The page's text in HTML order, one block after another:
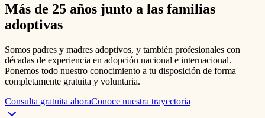
Más de 25 años junto a las familias
adoptivas
Somos padres y madres adoptivos, y también profesionales con
décadas de experiencia en adopción nacional e internacional.
Ponemos todo nuestro conocimiento a tu disposición de forma
completamente gratuita y voluntaria.
Consulta gratuita ahoraConoce nuestra trayectoria